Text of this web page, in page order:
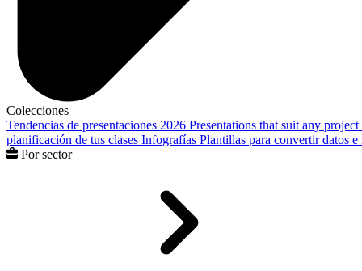
Colecciones
Tendencias de presentaciones 2026 Presentations that suit any project
planificación de tus clases Infografías Plantillas para convertir datos
Por sector